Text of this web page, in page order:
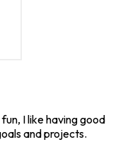
I like having good
and projects.